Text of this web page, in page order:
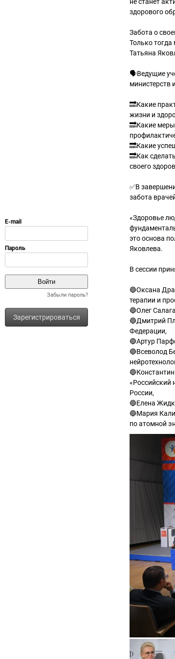
Забыли пароль?
Зарегистрироваться
здорового
Забота о
Только
Татьяна
🗣Ведущие
министерств
🔜Какие
жизни и
🔜Какие
🔜Какие
🔜Как
своего
✅В
забота
«Здоровье
это основа
Яковлева.
В сессии
🔵Оксана
терапии и
🔵Олег
🔵Дмитрий
Федерации,
🔵Артур
🔵Всеволод
«Российский
России,
🔵Елена
🔵Мария
по атомной